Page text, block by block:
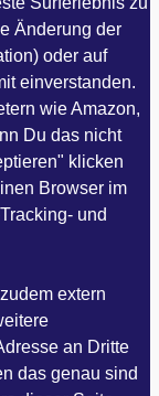
Änderung der
oder auf
einverstanden.
wie Amazon,
Du das nicht
klicken
Browser im
und
extern
an Dritte
das genau sind